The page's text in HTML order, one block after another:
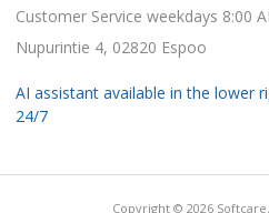
Customer Service weekdays 8:00
Nupurintie 4, 02820 Espoo
AI assistant available in the lower
24/7
Copyright © 2026